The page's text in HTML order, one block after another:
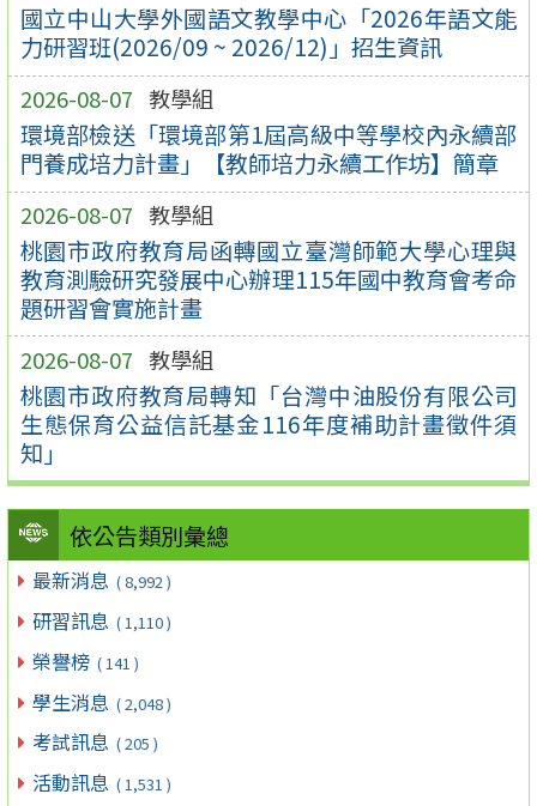
國立中山大學外國語文教學中心「2026年語文能
力研習班(2026/09 ~ 2026/12)」招生資訊
2026-08-07 教學組
環境部檢送「環境部第1屆高級中等學校內永續部
門養成培力計畫」【教師培力永續工作坊】簡章
2026-08-07 教學組
桃園市政府教育局函轉國立臺灣師範大學心理與
教育測驗研究發展中心辦理115年國中教育會考命
題研習會實施計畫
2026-08-07 教學組
桃園市政府教育局轉知「台灣中油股份有限公司
生態保育公益信託基金116年度補助計畫徵件須
知」
依公告類別彙總
最新消息 ( 8,992 )
研習訊息 ( 1,110 )
榮譽榜 ( 141 )
學生消息 ( 2,048 )
考試訊息 ( 205 )
活動訊息 ( 1,531 )